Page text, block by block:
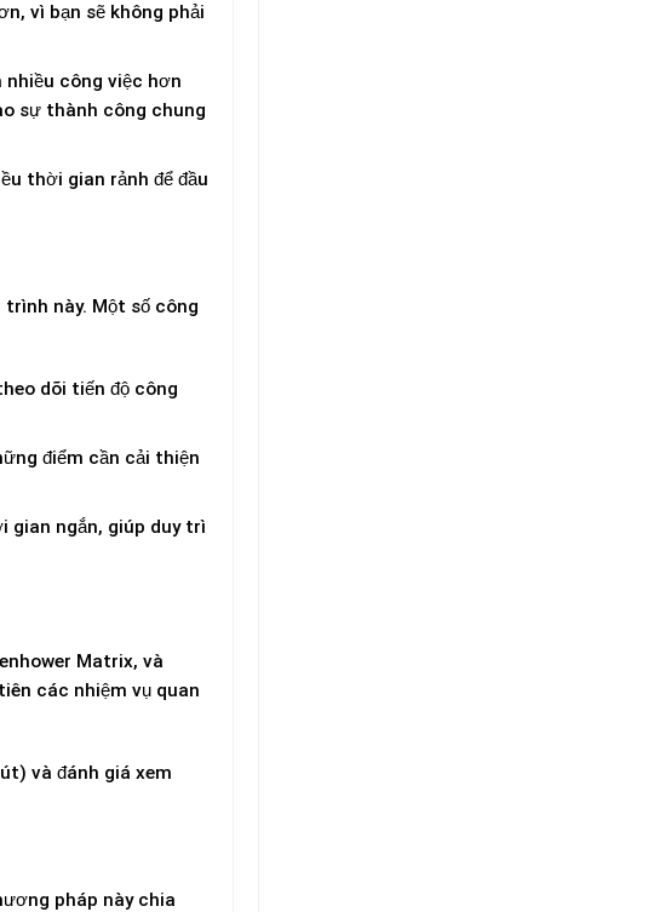
vì bạn sẽ không phải
công việc hơn
sự thành công chung
thời gian rảnh để đầu
này. Một số công
dõi tiến độ công
điểm cần cải thiện
gian ngắn, giúp duy trì
Matrix, và
các nhiệm vụ quan
và đánh giá xem
pháp này chia